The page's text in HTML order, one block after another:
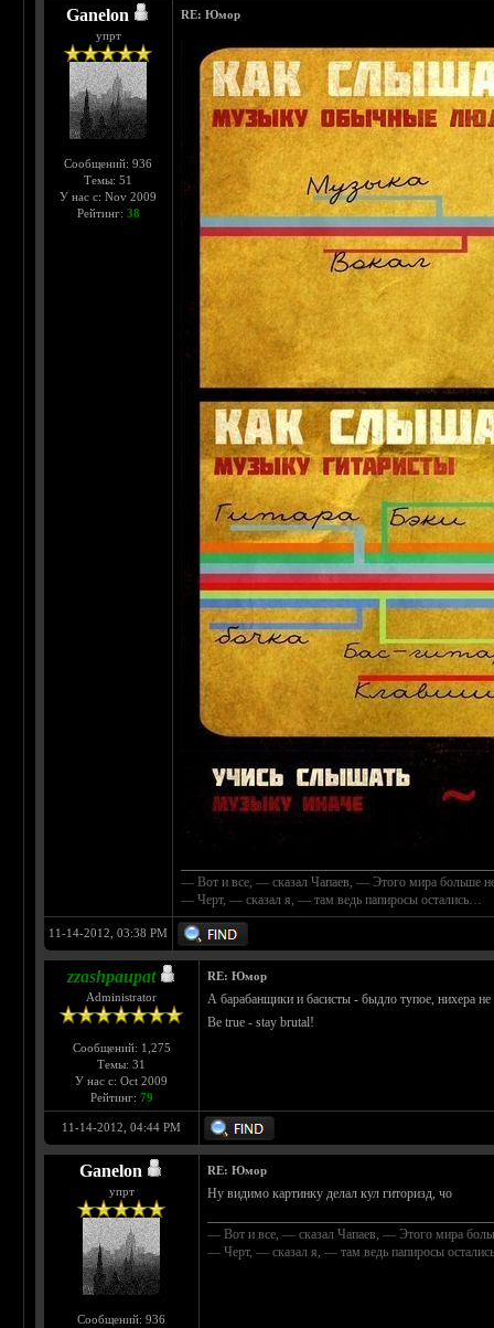
Ganelon
упрт
Сообщений: 936
Темы: 51
У нас с: Nov 2009
Рейтинг: 38
RE: Юмор
— Вот и все, — сказал Чапаев, — Этого мира больше
— Черт, — сказал я, — там ведь папиросы остались…
11-14-2012, 03:38 PM
zzashpaupat
Administrator
Сообщений: 1,275
Темы: 31
У нас с: Oct 2009
Рейтинг: 79
RE: Юмор
А барабанщики и басисты - быдло тупое, нихера
Be true - stay brutal!
11-14-2012, 04:44 PM
Ganelon
упрт
Сообщений: 936
RE: Юмор
Ну видимо картинку делал кул гиторизд, чо
— Вот и все, — сказал Чапаев, — Этого мира
— Черт, — сказал я, — там ведь папиросы